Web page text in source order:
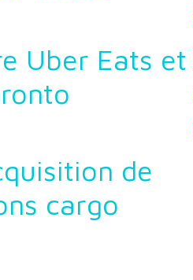
Uber Eats et
de
cargo